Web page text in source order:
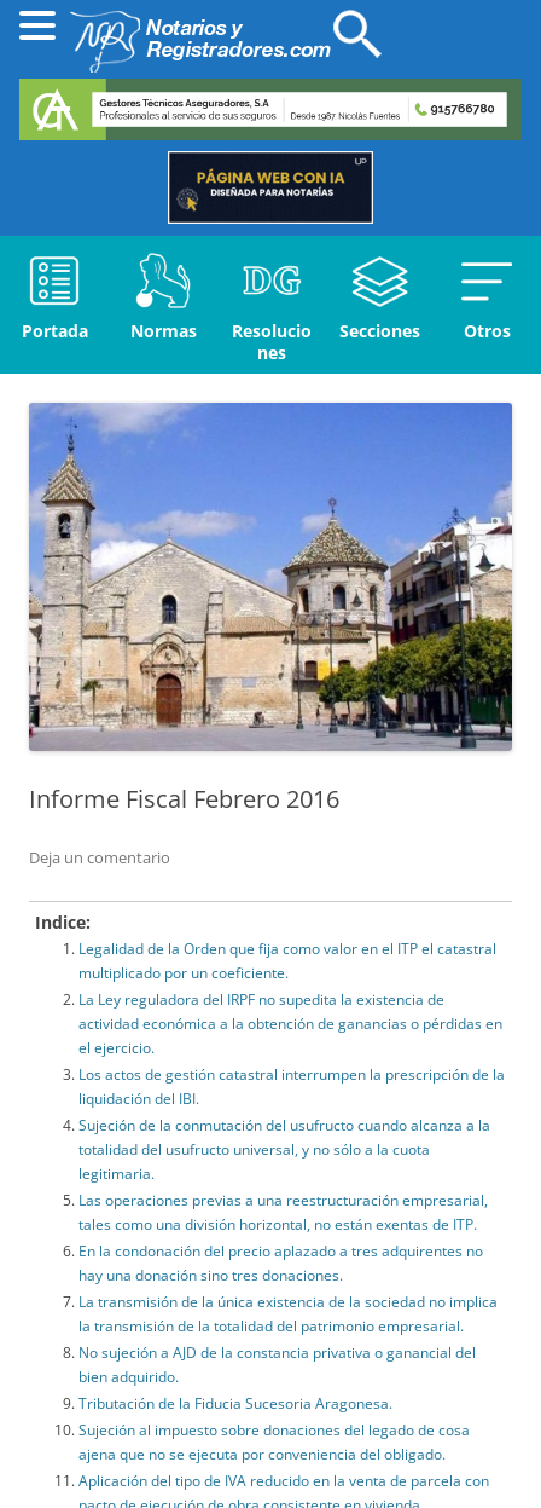
Portada Normas
Resolucio
nes
Secciones Otros
Informe Fiscal Febrero 2016
Deja un comentario
Indice:
Legalidad de la Orden que fija como valor en el ITP el catastral
multiplicado por un coeficiente.
La Ley reguladora del IRPF no supedita la existencia de
actividad económica a la obtención de ganancias o pérdidas en
el ejercicio.
Los actos de gestión catastral interrumpen la prescripción de la
liquidación del IBI.
Sujeción de la conmutación del usufructo cuando alcanza a la
totalidad del usufructo universal, y no sólo a la cuota
legitimaria.
Las operaciones previas a una reestructuración empresarial,
tales como una división horizontal, no están exentas de ITP.
En la condonación del precio aplazado a tres adquirentes no
hay una donación sino tres donaciones.
La transmisión de la única existencia de la sociedad no implica
la transmisión de la totalidad del patrimonio empresarial.
No sujeción a AJD de la constancia privativa o ganancial del
bien adquirido.
Tributación de la Fiducia Sucesoria Aragonesa.
Sujeción al impuesto sobre donaciones del legado de cosa
ajena que no se ejecuta por conveniencia del obligado.
Aplicación del tipo de IVA reducido en la venta de parcela con